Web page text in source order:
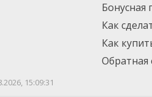
Бонусная
Как
Как
Обратная
15:09:31